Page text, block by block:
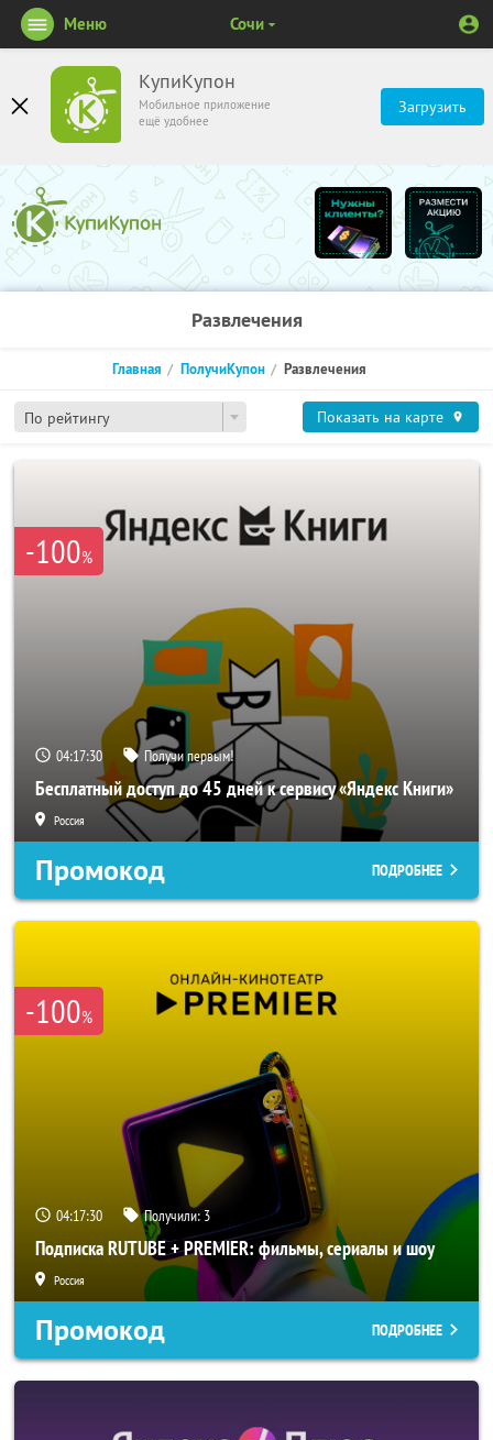
КупиКупон
Мобильное приложение
ещё удобнее
Загрузить
Меню Сочи
Развлечения
По рейтингу
Главная ПолучиКупон Развлечения
Показать на карте
-100%
04:17:30 Получи первым!
Бесплатный доступ до 45 дней к сервису «Яндекс Книги»
Россия
Промокод ПОДРОБНЕЕ
-100%
04:17:30 Получили: 3
Подписка RUTUBE + PREMIER: фильмы, сериалы и шоу
Россия
Промокод ПОДРОБНЕЕ